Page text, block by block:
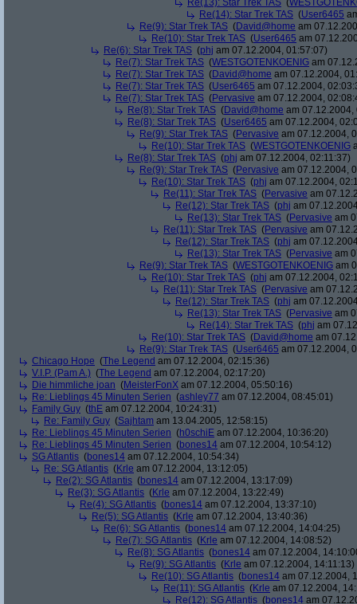
Re(13): Star Trek TAS (
Re(14): Star Trek TAS (User6465
Re(9): Star Trek TAS (David@home am
Re(10): Star Trek TAS (User6465 am
Re(6): Star Trek TAS (phj am 07.12.2004, 01:57:07)
Re(7): Star Trek TAS (WESTGOTENKOENIG am
Re(7): Star Trek TAS (David@home am 07.12.2004,
Re(7): Star Trek TAS (User6465 am 07.12.2004,
Re(7): Star Trek TAS (Pervasive am 07.12.2004,
Re(8): Star Trek TAS (David@home am 07.12.2004,
Re(8): Star Trek TAS (User6465 am 07.12.2004,
Re(9): Star Trek TAS (Pervasive am 07.12.2004,
Re(10): Star Trek TAS (WESTGOTENKOENIG
Re(8): Star Trek TAS (phj am 07.12.2004, 02:11:37)
Re(9): Star Trek TAS (Pervasive am 07.12.2004,
Re(10): Star Trek TAS (phj am 07.12.2004,
Re(11): Star Trek TAS (Pervasive am
Re(12): Star Trek TAS (phj am
Re(13): Star Trek TAS (Pervasive am
Re(11): Star Trek TAS (Pervasive am
Re(12): Star Trek TAS (phj am
Re(13): Star Trek TAS (Pervasive am
Re(9): Star Trek TAS (WESTGOTENKOENIG am
Re(10): Star Trek TAS (phj am 07.12.2004,
Re(11): Star Trek TAS (Pervasive am
Re(12): Star Trek TAS (phj am
Re(13): Star Trek TAS (Pervasive am
Re(14): Star Trek TAS (phj am
Re(10): Star Trek TAS (David@home am
Re(9): Star Trek TAS (User6465 am 07.12.2004,
Chicago Hope (The Legend am 07.12.2004, 02:15:36)
V.I.P. (Pam A.) (The Legend am 07.12.2004, 02:17:20)
Die himmliche joan (MeisterFonX am 07.12.2004, 05:50:16)
Re: Lieblings 45 Minuten Serien (ashley77 am 07.12.2004, 08:45:01)
Family Guy (thE am 07.12.2004, 10:24:31)
Re: Family Guy (Sajhtam am 13.04.2005, 12:58:15)
Re: Lieblings 45 Minuten Serien (h0schiE am 07.12.2004, 10:36:20)
Re: Lieblings 45 Minuten Serien (bones14 am 07.12.2004, 10:54:12)
SG Atlantis (bones14 am 07.12.2004, 10:54:34)
Re: SG Atlantis (Krle am 07.12.2004, 13:12:05)
Re(2): SG Atlantis (bones14 am 07.12.2004, 13:17:09)
Re(3): SG Atlantis (Krle am 07.12.2004, 13:22:49)
Re(4): SG Atlantis (bones14 am 07.12.2004, 13:37:10)
Re(5): SG Atlantis (Krle am 07.12.2004, 13:40:36)
Re(6): SG Atlantis (bones14 am 07.12.2004, 14:04:25)
Re(7): SG Atlantis (Krle am 07.12.2004, 14:08:52)
Re(8): SG Atlantis (bones14 am 07.12.2004,
Re(9): SG Atlantis (Krle am 07.12.2004, 14:11:13)
Re(10): SG Atlantis (bones14 am 07.12.2004,
Re(11): SG Atlantis (Krle am 07.12.2004,
Re(12): SG Atlantis (bones14 am